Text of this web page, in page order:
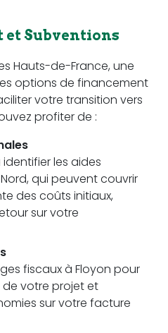
et Subventions
Hauts-de-France, une
options de financement
votre transition vers
profiter de :
les aides
qui peuvent couvrir
des coûts initiaux,
sur votre
fiscaux à Floyon pour
votre projet et
sur votre facture